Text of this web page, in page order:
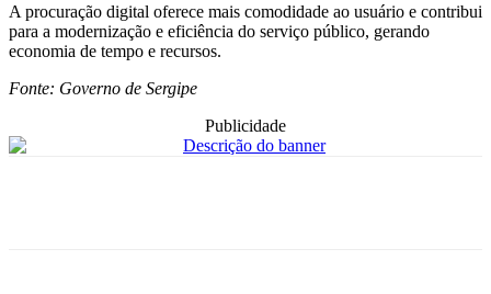
A procuração digital oferece mais comodidade ao usuário e contribui
para a modernização e eficiência do serviço público, gerando
economia de tempo e recursos.
Fonte: Governo de Sergipe
Publicidade